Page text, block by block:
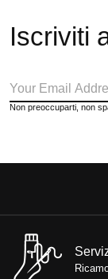
Iscriviti
Non preoccuparti, non